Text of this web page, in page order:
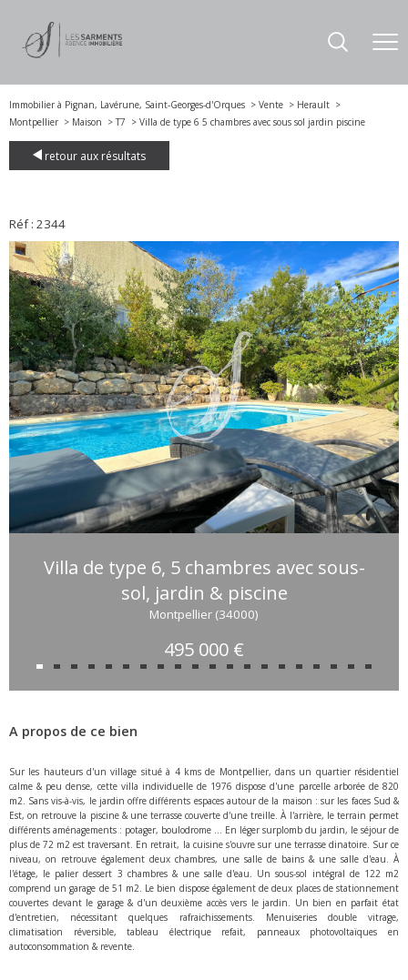
Immobilier à Pignan, Lavérune, Saint-Georges-d'Orques Vente
Herault
Montpellier
Maison T7 Villa de type 6 5 chambres avec sous sol jardin piscine
retour aux résultats
Réf : 2344
Villa de type 6, 5 chambres avec sous-
sol, jardin & piscine
Montpellier (34000)
495 000 €
A propos de ce bien
Sur les hauteurs d'un village situé à 4 kms de Montpellier, dans un quartier résidentiel
calme & peu dense, cette villa individuelle de 1976 dispose d'une parcelle arborée de 820
m2. Sans vis-à-vis, le jardin offre différents espaces autour de la maison : sur les faces Sud &
Est, on retrouve la piscine & une terrasse couverte d'une treille. À l'arrière, le terrain permet
différents aménagements : potager, boulodrome ... En léger surplomb du jardin, le séjour de
plus de 72 m2 est traversant. En retrait, la cuisine s'ouvre sur une terrasse dinatoire. Sur ce
niveau, on retrouve également deux chambres, une salle de bains & une salle d'eau. À
l'étage, le palier dessert 3 chambres & une salle d'eau. Un sous-sol intégral de 122 m2
comprend un garage de 51 m2. Le bien dispose également de deux places de stationnement
couvertes devant le garage & d'un deuxième accès vers le jardin. Un bien en parfait état
d'entretien, nécessitant quelques rafraichissements. Menuiseries double vitrage,
climatisation réversible, tableau électrique refait, panneaux photovoltaïques en
autoconsommation & revente.